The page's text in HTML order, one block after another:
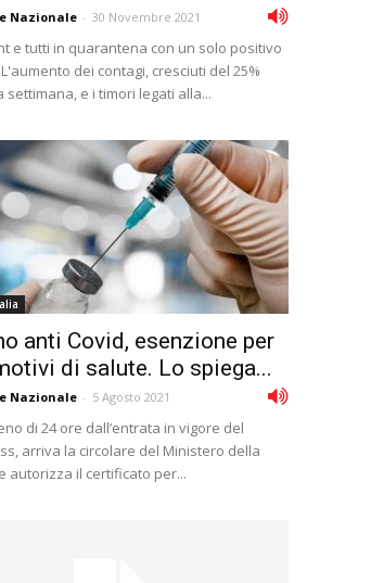
Nazionale - 30 Novembre 2021
e tutti in quarantena con un solo positivo
dei contagi, cresciuti del 25%
settimana, e i timori legati alla...
anti Covid, esenzione per
di salute. Lo spiega...
Nazionale - 5 Agosto 2021
di 24 ore dall’entrata in vigore del
arriva la circolare del Ministero della
autorizza il certificato per...